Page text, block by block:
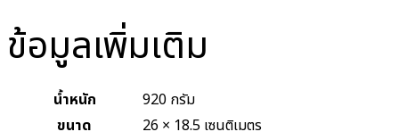
ข้อมูลเพิ่มเติม
น้ำหนัก
920 กรัม
ขนาด
26 × 18.5 เซนติเมตร